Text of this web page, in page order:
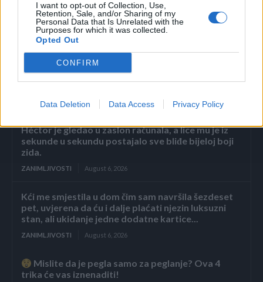
I want to opt-out of Collection, Use,
Retention, Sale, and/or Sharing of my
Personal Data that Is Unrelated with the
Purposes for which it was collected.
Opted Out
CONFIRM
Data Deletion Data Access Privacy Policy
preuzeto
Héctor je gledao u zaslon računala, a lice mu je iz
sekunde u sekundu postajalo sve bliđe bijeloj boji
zida.
ZANIMLJIVOSTI August 6, 2026
Kći me smjestila u dom čim sam navršila šezdeset
pet, uvjerena da ću i dalje plaćati njezin luksuzni
stan, ali ukidanje jedne dodatne kartice...
ZANIMLJIVOSTI August 6, 2026
Mislite da je pegla samo za peglanje? Ova 4
trika će vas iznenaditi!